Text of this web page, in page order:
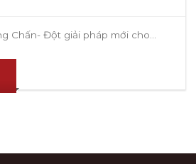
Chấn- Đột giải pháp mới cho...